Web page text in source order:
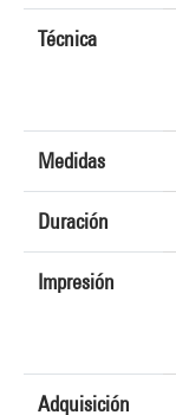
Técnica
Medidas
Duración
Impresión
Adquisición